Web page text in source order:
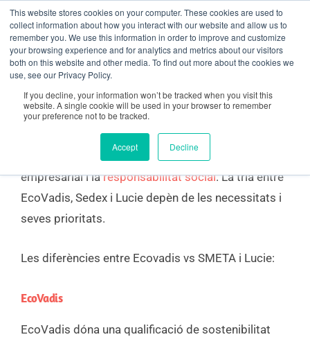
This website stores cookies on your computer. These cookies are used to
collect information about how you interact with our website and allow us to
remember you. We use this information in order to improve and customize
your browsing experience and for analytics and metrics about our visitors
both on this website and other media. To find out more about the cookies we
use, see our Privacy Policy.
If you decline, your information won’t be tracked when you visit this
website. A single cookie will be used in your browser to remember
your preference not to be tracked.
Accept Decline
contingut
Vés
contingut
Ecovadis vs SMETA
SMETAde Sedex iLucie
plataformes que es relacionen amb la sostenibilitat
empresarial i laresponsabilitat social. La tria entre
EcoVadis, Sedex i Lucie depèn de les necessitats i
seves prioritats.
Les diferències entre Ecovadis vs SMETA i Lucie:
EcoVadis
EcoVadis dóna una qualificació de sostenibilitat